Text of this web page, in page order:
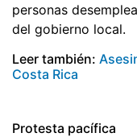
personas
del gobierno local.
Leer también:
Costa Rica
Protesta pacífica